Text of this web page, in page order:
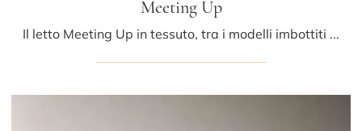
Meeting Up
Il letto Meeting Up in tessuto, tra i modelli imbottiti matrimoniali moderni di Presotto, è ideale per assicurarti il sonno più profondo.